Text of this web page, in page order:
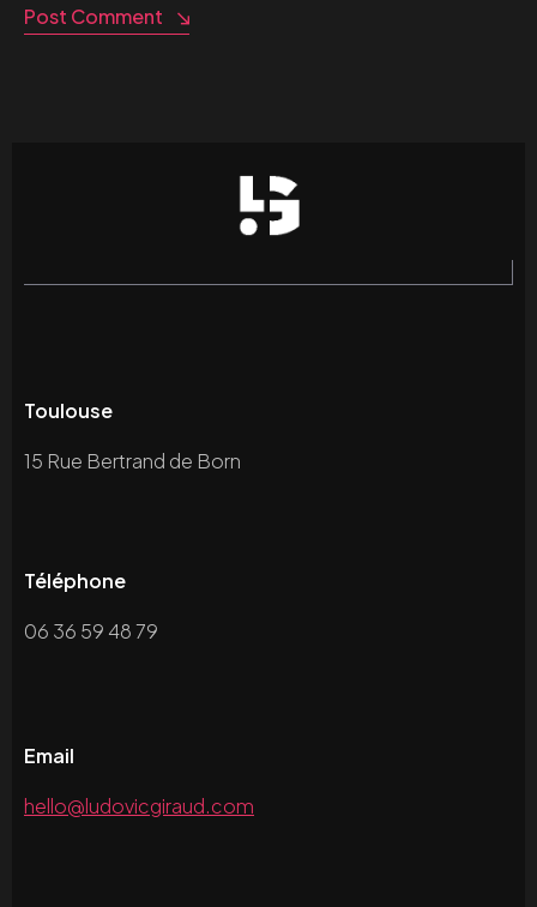
Post Comment
Toulouse
15 Rue Bertrand de Born
Téléphone
06 36 59 48 79
Email
hello@ludovicgiraud.com